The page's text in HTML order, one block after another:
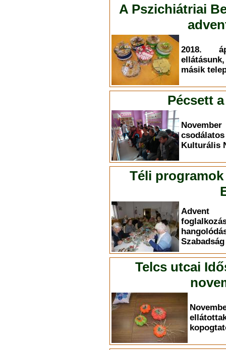
A Pszichiátriai
2018.
másik
Pécsett
Kulturális
Téli
Advent
Telcs utcai